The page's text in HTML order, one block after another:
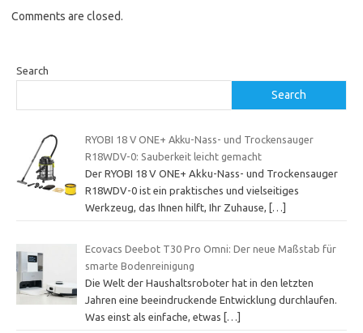
Comments are closed.
Search
Search
RYOBI 18 V ONE+ Akku-Nass- und Trockensauger
R18WDV-0: Sauberkeit leicht gemacht
Der RYOBI 18 V ONE+ Akku-Nass- und Trockensauger
R18WDV-0 ist ein praktisches und vielseitiges
Werkzeug, das Ihnen hilft, Ihr Zuhause,
[…]
Ecovacs Deebot T30 Pro Omni: Der neue Maßstab für
smarte Bodenreinigung
Die Welt der Haushaltsroboter hat in den letzten
Jahren eine beeindruckende Entwicklung durchlaufen.
Was einst als einfache, etwas
[…]